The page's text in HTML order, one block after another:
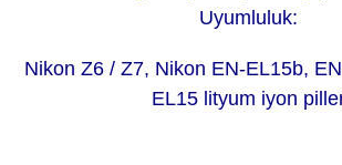
Uyumluluk:
Nikon Z6 / Z7, Nikon EN-EL15b,
EL15 lityum iyon